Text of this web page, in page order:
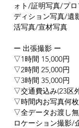
ォト/証明写真/プ
ディション写真/遺
活写真/宣材写真
ー 出張撮影 ー
▽1時間 15,000円
▽2時間 25,000円
▽3時間 35,000円
▽交通費込み(23区
▽時間内お写真何枚
▽全データお渡し無
ロケーション撮影/